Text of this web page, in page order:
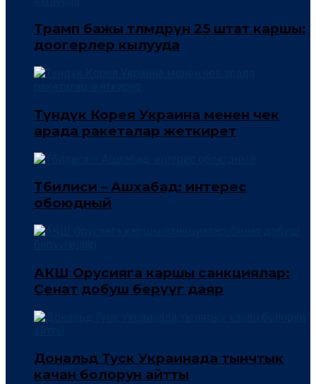
Трамп бажы төлөмдөрүнө 25 штат каршы:
доогерлер кылууда
Түндүк Корея Украина менен чек
арада ракеталар жеткирет
Тбилиси – Ашхабад: интерес
обоюдный
АКШ Орусияга каршы санкциялар:
Сенат добуш берүүгө даяр
Дональд Туск Украинада тынчтык
качан болорун айтты